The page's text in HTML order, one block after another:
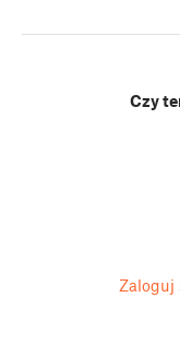
Czy
Zaloguj